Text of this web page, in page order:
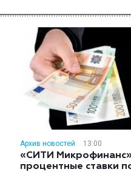
Архив новостей 13:00
«СИТИ
процентные ставки